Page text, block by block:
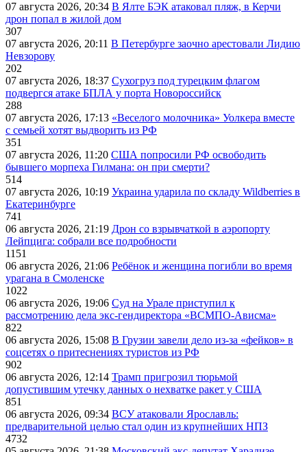
07 августа 2026, 20:34 В Ялте БЭК атаковал пляж, в Керчи
дрон попал в жилой дом
307
07 августа 2026, 20:11 В Петербурге заочно арестовали Лидию
Невзорову
202
07 августа 2026, 18:37 Сухогруз под турецким флагом
подвергся атаке БПЛА у порта Новороссийск
288
07 августа 2026, 17:13 «Веселого молочника» Уолкера вместе
с семьей хотят выдворить из РФ
351
07 августа 2026, 11:20 США попросили РФ освободить
бывшего морпеха Гилмана: он при смерти?
514
07 августа 2026, 10:19 Украина ударила по складу Wildberries в
Екатеринбурге
741
06 августа 2026, 21:19 Дрон со взрывчаткой в аэропорту
Лейпцига: собрали все подробности
1151
06 августа 2026, 21:06 Ребёнок и женщина погибли во время
урагана в Смоленске
1022
06 августа 2026, 19:06 Суд на Урале приступил к
рассмотрению дела экс-гендиректора «ВСМПО-Ависма»
822
06 августа 2026, 15:08 В Грузии завели дело из-за «фейков» в
соцсетях о притеснениях туристов из РФ
902
06 августа 2026, 12:14 Трамп пригрозил тюрьмой
допустившим утечку данных о нехватке ракет у США
851
06 августа 2026, 09:34 ВСУ атаковали Ярославль:
предварительной целью стал один из крупнейших НПЗ
4732